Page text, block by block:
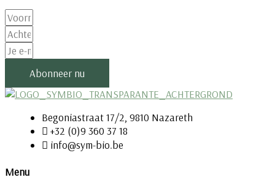
Abonneer nu
Begoniastraat 17/2, 9810 Nazareth
+32 (0)9 360 37 18
info@sym-bio.be
Menu